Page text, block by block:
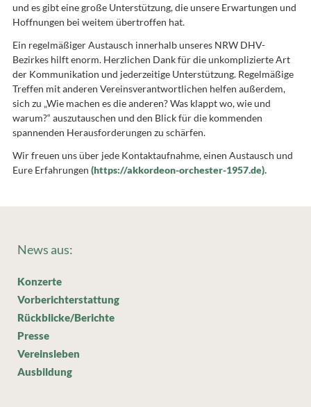
News aus:
Konzerte
Vorberichterstattung
Rückblicke/Berichte
Presse
Vereinsleben
Ausbildung
und es gibt eine große Unterstützung, die unsere Erwartungen und
Hoffnungen bei weitem übertroffen hat.
Ein regelmäßiger Austausch innerhalb unseres NRW DHV-
Bezirkes hilft enorm. Herzlichen Dank für die unkomplizierte Art
der Kommunikation und jederzeitige Unterstützung. Regelmäßige
Treffen mit anderen Vereinsverantwortlichen helfen außerdem,
sich zu „Wie machen es die anderen? Was klappt wo, wie und
warum?“ auszutauschen und den Blick für die kommenden
spannenden Herausforderungen zu schärfen.
Wir freuen uns über jede Kontaktaufnahme, einen Austausch und
Eure Erfahrungen (https://akkordeon-orchester-1957.de).